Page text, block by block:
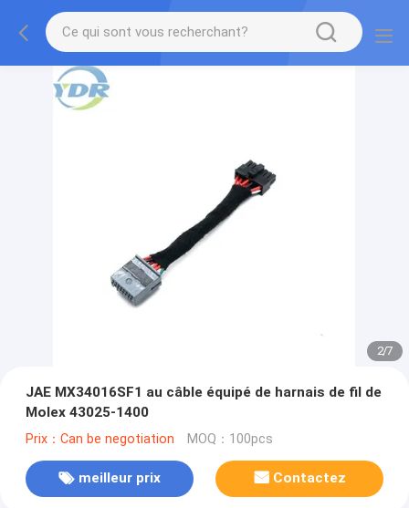
2/7
JAE MX34016SF1 au câble équipé de harnais de fil de
Molex 43025-1400
Prix：Can be negotiation MOQ：100pcs
meilleur prix Contactez